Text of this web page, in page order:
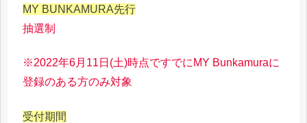
MY BUNKAMURA先行
抽選制
※2022年6月11日(土)時点ですでにMY Bunkamuraに
登録のある方のみ対象
受付期間